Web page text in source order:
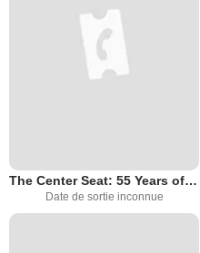
The Center Seat: 55 Years of Star Trek
Date de sortie inconnue